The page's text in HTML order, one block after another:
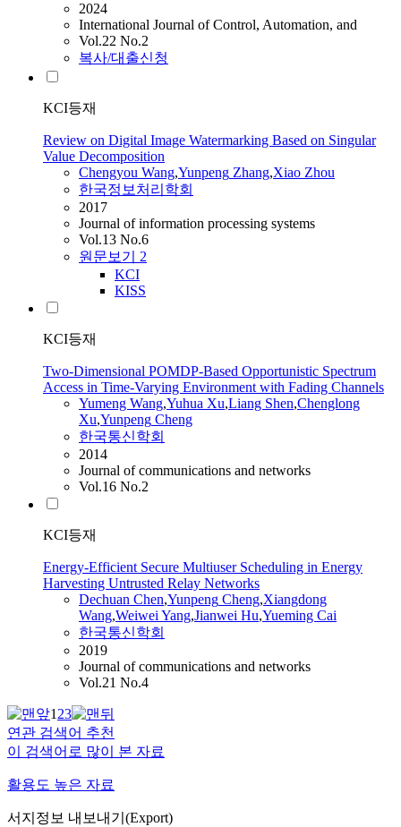
2024
International Journal of Control, Automation, and
Vol.22 No.2
복사/대출신청
KCI등재
Review on Digital Image Watermarking Based on Singular
Value Decomposition
Chengyou Wang,Yunpeng Zhang,Xiao Zhou
한국정보처리학회
2017
Journal of information processing systems
Vol.13 No.6
원문보기 2
KCI
KISS
KCI등재
Two-Dimensional POMDP-Based Opportunistic Spectrum
Access in Time-Varying Environment with Fading Channels
Yumeng Wang,Yuhua Xu,Liang Shen,Chenglong
Xu,Yunpeng Cheng
한국통신학회
2014
Journal of communications and networks
Vol.16 No.2
KCI등재
Energy-Efficient Secure Multiuser Scheduling in Energy
Harvesting Untrusted Relay Networks
Dechuan Chen,Yunpeng Cheng,Xiangdong
Wang,Weiwei Yang,Jianwei Hu,Yueming Cai
한국통신학회
2019
Journal of communications and networks
Vol.21 No.4
123
연관 검색어 추천
이 검색어로 많이 본 자료
활용도 높은 자료
서지정보 내보내기(Export)